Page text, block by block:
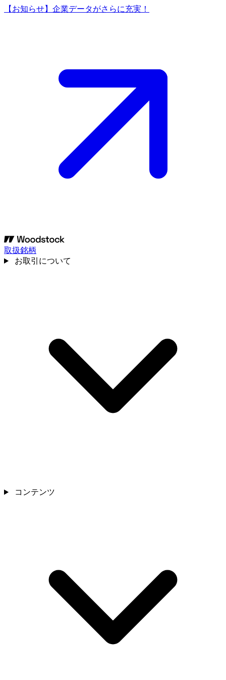
【お知らせ】企業データがさらに充実！
取扱銘柄
お取引について
コンテンツ